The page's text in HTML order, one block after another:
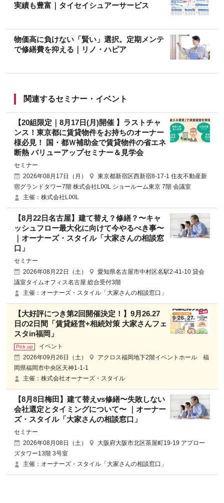
実績も豊富｜タイセイシュアーサービス
物価高に負けない「賢い」選択。定期メンテ
で修繕費を抑える｜リノ・ハピア
関連するセミナー・イベント
【20組限定｜8月17日(月)開催 】ラストチャ
ンス！東京都に賃貸物件をお持ちのオーナー
様必見！ 国・都Ｗ補助金で賃貸物件の省エネ
断熱 バリューアップセミナー＆見学会
セミナー
2026年08月17日（月）
東京都新宿区西新宿8-17-1 住友不動産新
宿グランドタワー7階 株式会社LIXIL ショールーム東京 7階 会議室
主催：株式会社LIXIL
【8月22日名古屋】建て替え？修繕？〜キャ
ッシュフロー最大化に向けて今やるべき事〜
｜オーナーズ・スタイル「大家さんの相談窓
口」
セミナー
2026年08月22日（土）
愛知県名古屋市中村区名駅2-41-10 貸会
議室タイムオフィス名古屋 総合受付3階
主催：オーナーズ・スタイル「大家さんの相談窓口」
【大好評につき第2回開催決定！】9月26.27
日の2日間「賃貸経営+相続対策 大家さんフェ
スタin福岡」
イベント
2026年09月26日（土）
アクロス福岡地下2階イベントホール 福
岡県福岡市中央区天神1-1-1
主催：株式会社オーナーズ・スタイル
【8月8日梅田】建て替えvs修繕〜失敗しない
会社選定とタイミングについて〜 ｜オーナー
ズ・スタイル「大家さんの相談窓口」
セミナー
2026年08月08日（土）
大阪府大阪市北区茶屋町19-19 アプロー
ズタワー13階 3号室
主催：オーナーズ・スタイル「大家さんの相談窓口」